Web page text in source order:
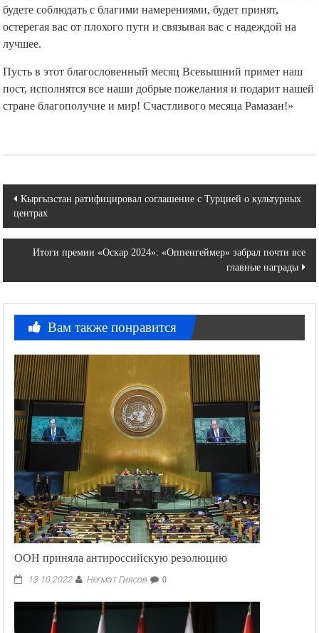
будете соблюдать с благими намерениями, будет принят,
остерегая вас от плохого пути и связывая вас с надеждой на
лучшее.
Пусть в этот благословенный месяц Всевышний примет наш
пост, исполнятся все наши добрые пожелания и подарит нашей
стране благополучие и мир! Счастливого месяца Рамазан!»
Навигация
по
записям
Кыргызстан ратифицировал соглашение с Турцией о культурных
центрах
Итоги премии «Оскар 2024»: «Оппенгеймер» забрал почти все
главные награды
Вам также понравится
ООН приняла антироссийскую резолюцию
13.10.2022 Негмат Гиясов 0